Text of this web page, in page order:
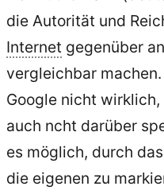
die Autorität und
Internet gegenüber
vergleichbar
Google nicht
auch ncht darüber
es möglich, durch
die eigenen zu